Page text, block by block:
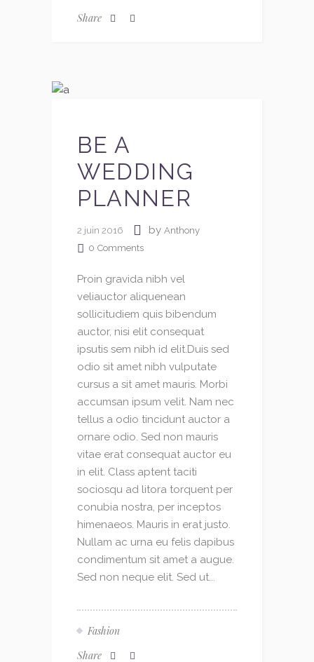
Share
BE A
WEDDING
PLANNER
2 juin 2016 by Anthony
0 Comments
Proin gravida nibh vel
veliauctor aliquenean
sollicitudiem quis bibendum
auctor, nisi elit consequat
ipsutis sem nibh id elit.Duis sed
odio sit amet nibh vulputate
cursus a sit amet mauris. Morbi
accumsan ipsum velit. Nam nec
tellus a odio tincidunt auctor a
ornare odio. Sed non mauris
vitae erat consequat auctor eu
in elit. Class aptent taciti
sociosqu ad litora torquent per
conubia nostra, per inceptos
himenaeos. Mauris in erat justo.
Nullam ac urna eu felis dapibus
condimentum sit amet a augue.
Sed non neque elit. Sed ut...
Fashion
Share